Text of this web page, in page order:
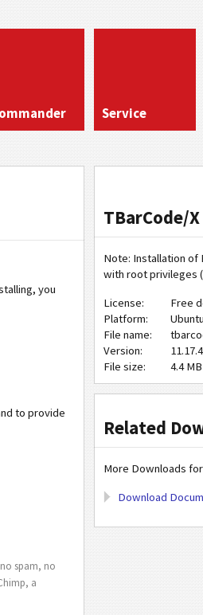
Service
you
to provide
spam, no
a
TBarCode/X
Note: Installation of
with root privileges
License:
Free
Platform:
File name:
Version:
11.17.4
File size:
4.4 MB
Related
More Downloads
Download